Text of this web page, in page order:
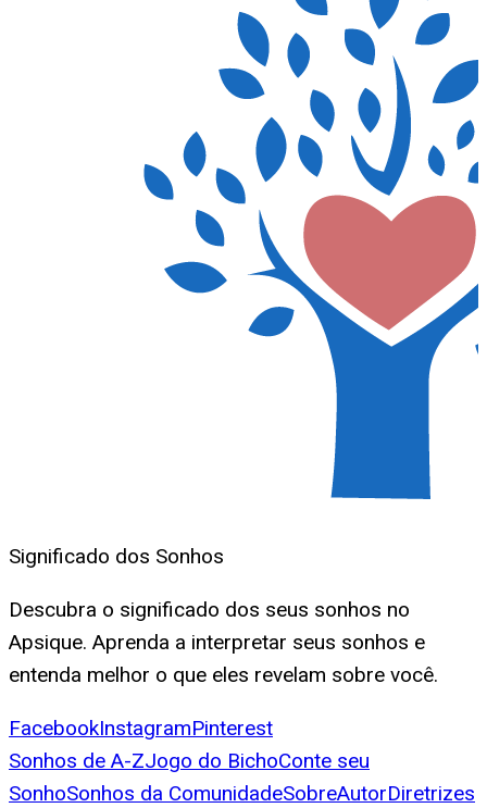
Significado dos Sonhos
Descubra o significado dos seus sonhos no
Apsique. Aprenda a interpretar seus sonhos e
entenda melhor o que eles revelam sobre você.
FacebookInstagramPinterest
Sonhos de A-ZJogo do BichoConte seu
SonhoSonhos da ComunidadeSobreAutorDiretrizes